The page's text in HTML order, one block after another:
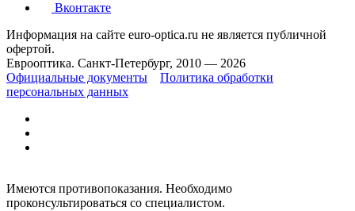
Вконтакте
Информация на сайте euro-optica.ru не является публичной
офертой.
Еврооптика. Санкт-Петербург, 2010 — 2026
Официальные документы
Политика обработки
персональных данных
Имеются противопоказания. Необходимо
проконсультироваться со специалистом.